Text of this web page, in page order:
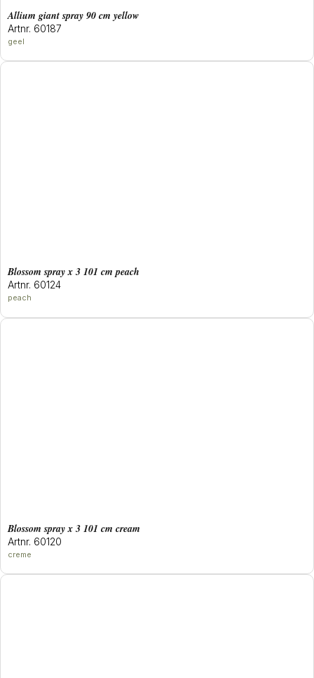
allium giant spray 90 cm yellow
Artnr. 60187
geel
blossom spray x 3 101 cm peach
Artnr. 60124
peach
blossom spray x 3 101 cm cream
Artnr. 60120
creme